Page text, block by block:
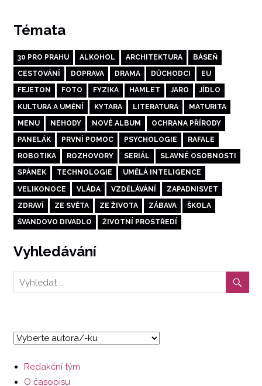
Témata
30 PRO PRAHU ALKOHOL ARCHITEKTURA BÁSEŇ
CESTOVÁNÍ DOPRAVA DRAMA DŮCHODCI EU
FEJETON FOTO FYZIKA HAMLET JARO JÍDLO
KULTURA A UMĚNÍ KYTARA LITERATURA MATURITA
MENU NEHODY NOVÉ ALBUM OCHRANA PŘÍRODY
PANELÁK PRVNÍ POMOC PSYCHOLOGIE RAFALE
ROBOTIKA ROZHOVORY SERIÁL SLAVNÉ OSOBNOSTI
SPÁNEK TECHNOLOGIE UMĚLÁ INTELIGENCE
VELIKONOCE VLÁDA VZDĚLÁVÁNÍ ZAPADNISVET
ZDRAVÍ ZE SVĚTA ZE ŽIVOTA ZÁBAVA ŠKOLA
ŠVANDOVO DIVADLO ŽIVOTNÍ PROSTŘEDÍ
Vyhledávání
Redakční tým
O časopisu